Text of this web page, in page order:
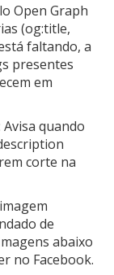
Open Graph
(og:title,
faltando, a
presentes
em
Avisa quando
corte na
de
abaixo
no Facebook.